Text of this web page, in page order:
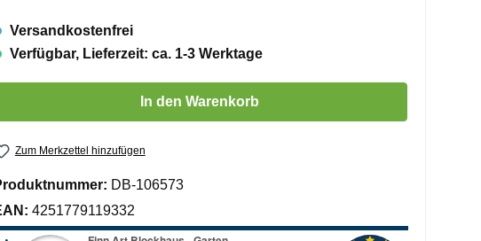
Versandkostenfrei
Verfügbar, Lieferzeit: ca. 1-3 Werktage
Anzahl: Gib den gewünschten Wert ein oder benutze die Schaltflächen um
In den Warenkorb
Zum Merkzettel hinzufügen
DB-106573
4251779119332